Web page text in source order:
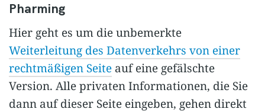
Pharming
Hier geht es um die unbemerkte
Weiterleitung des Datenverkehrs von einer
rechtmäßigen Seite auf eine gefälschte
Version. Alle privaten Informationen, die Sie
dann auf dieser Seite eingeben, gehen direkt